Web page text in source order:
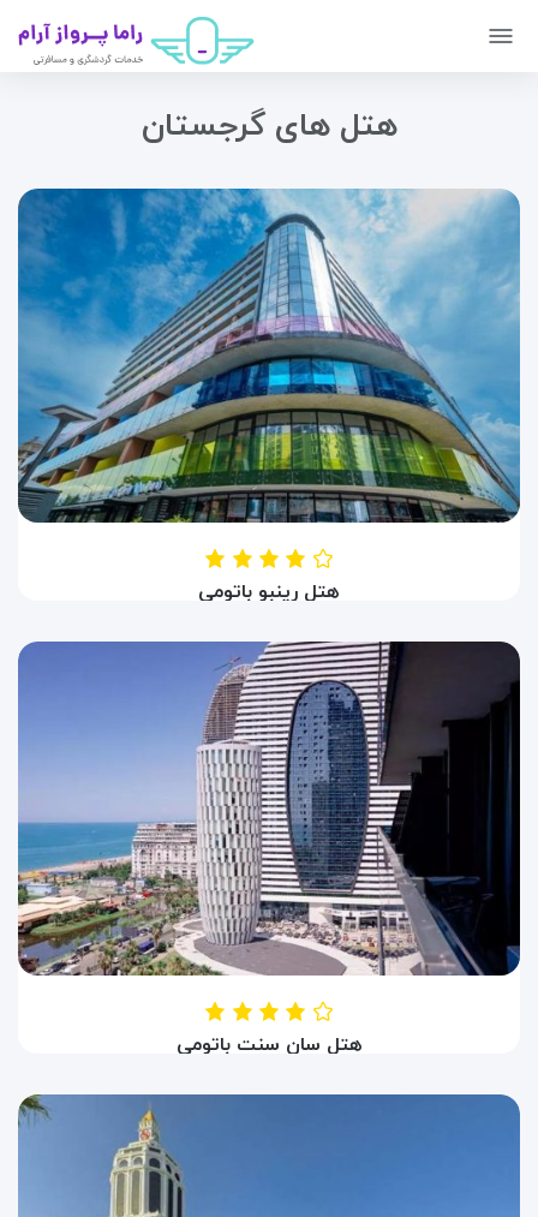
هتل های گرجستان
هتل رینبو باتومی
HOTEL RAINBOW
باتومی ، گرجستان
هتل سان سنت باتومی
HOTEL SUNSET